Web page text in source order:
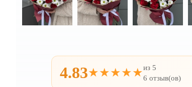
4.83★★★★★из 5
6 отзыв(ов)